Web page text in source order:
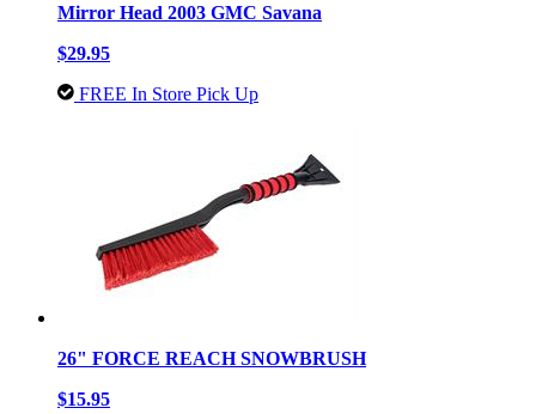
Mirror Head 2003 GMC Savana
$29.95
FREE In Store Pick Up
26" FORCE REACH SNOWBRUSH
$15.95